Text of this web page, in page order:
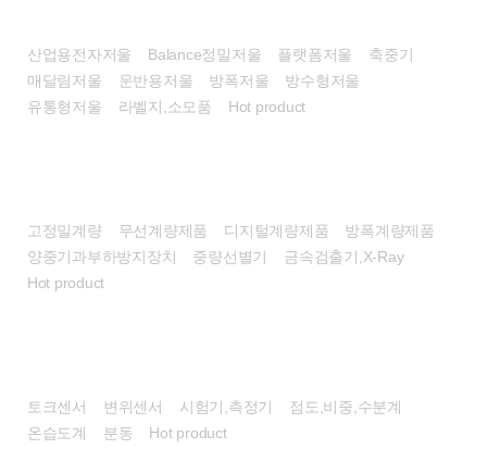
산업용전자저울 Balance정밀저울 플랫폼저울
축중기
매달림저울
운반용저울 방폭저울
방수형저울
유통형저울
라벨지,소모품 Hot product
고정밀계량 무선계량제품 디지털계량제품
방폭계량제품
양중기과부하방지장치
중량선별기
금속검출기,X-Ray
Hot product
토크센서 변위센서 시험기,측정기
점도,비중,수분계
온습도계
분동 Hot product